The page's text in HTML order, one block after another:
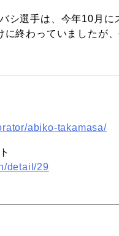
シ選手は、今年10月
終わっていましたが
abiko-takamasa/
detail/29